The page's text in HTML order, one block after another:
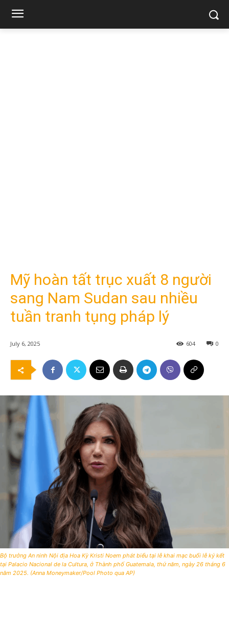
Mỹ hoàn tất trục xuất 8 người
sang Nam Sudan sau nhiều
tuần tranh tụng pháp lý
July 6, 2025 0
604
Bộ trưởng An ninh Nội địa Hoa Kỳ Kristi Noem phát biểu tại lễ khai mạc buổi lễ ký kết
tại Palacio Nacional de la Cultura, ở Thành phố Guatemala, thứ năm, ngày 26 tháng 6
năm 2025. (Anna Moneymaker/Pool Photo qua AP)